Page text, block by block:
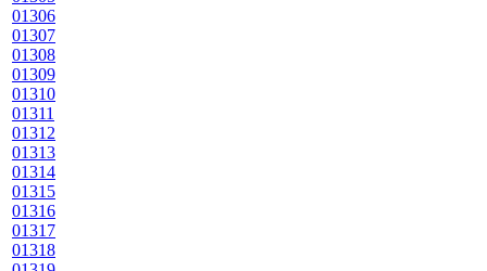
01306
01307
01308
01309
01310
01311
01312
01313
01314
01315
01316
01317
01318